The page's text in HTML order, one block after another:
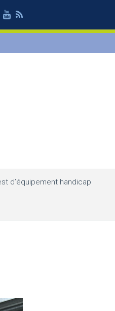
Youtube
RSS
d’équipement handicap